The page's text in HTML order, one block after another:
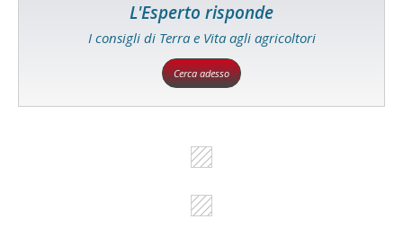
L'Esperto risponde
I consigli di Terra e Vita agli agricoltori
Cerca adesso